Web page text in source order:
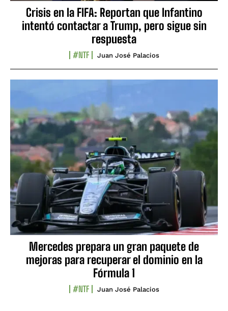
Crisis en la FIFA: Reportan que Infantino
intentó contactar a Trump, pero sigue sin
respuesta
#NTF Juan José Palacios
Mercedes prepara un gran paquete de
mejoras para recuperar el dominio en la
Fórmula 1
#NTF Juan José Palacios